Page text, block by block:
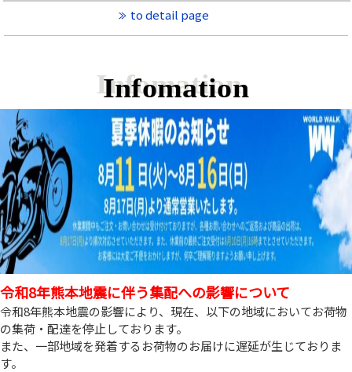
to detail page
Infomation
令和8年熊本地震に伴う集配への影響について
令和8年熊本地震の影響により、現在、以下の地域においてお荷物
の集荷・配達を停止しております。
また、一部地域を発着するお荷物のお届けに遅延が生じておりま
す。